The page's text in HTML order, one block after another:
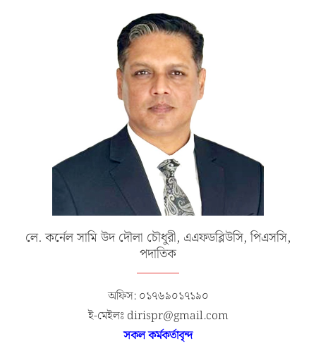
লে. কর্নেল সামি উদ দৌলা চৌধুরী, এএফডব্লিউসি, পিএসসি,
পদাতিক
অফিস: ০১৭৬৯০১৭১৯০
ই-মেইলঃ dirispr@gmail.com
সকল কর্মকর্তাবৃন্দ